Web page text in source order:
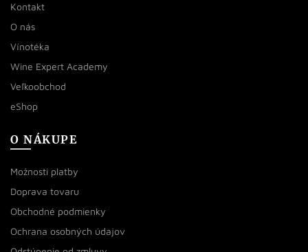
Kontakt
O nás
Vínotéka
Wine Expert Academy
Veľkoobchod
eShop
O NÁKUPE
Možnosti platby
Doprava tovaru
Obchodné podmienky
Ochrana osobných údajov